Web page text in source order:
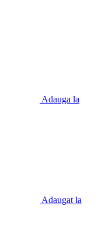
Adauga la
Adaugat la